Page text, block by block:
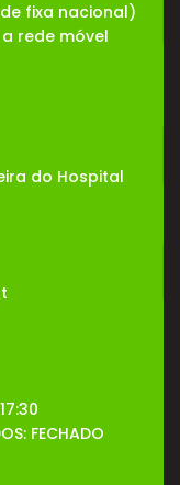
fixa nacional)
rede móvel
do Hospital
FECHADO